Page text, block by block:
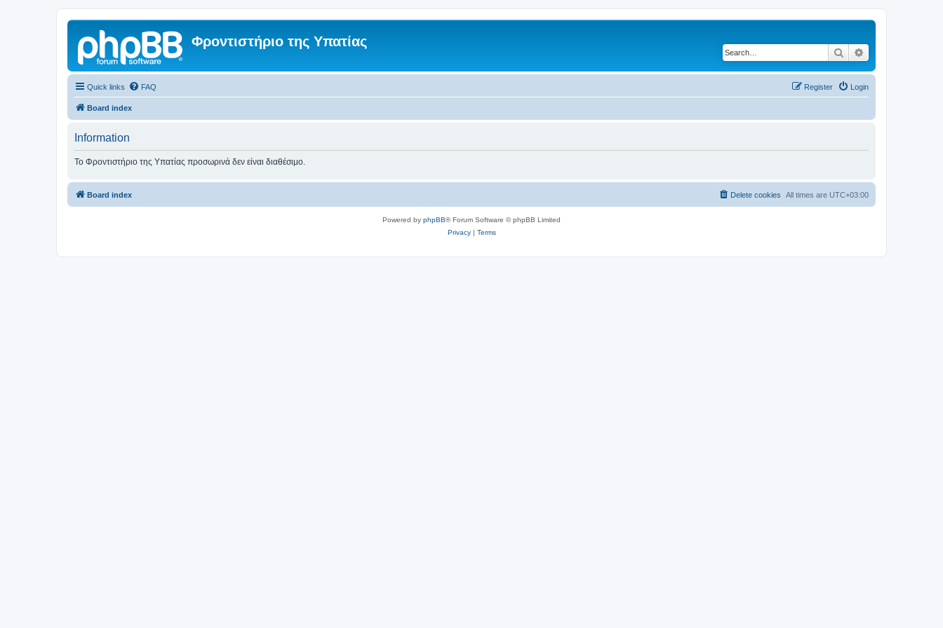
Φροντιστήριο της Υπατίας
Search
Quick links FAQ Login
Register
Board index
Information
Το Φροντιστήριο της Υπατίας προσωρινά δεν είναι διαθέσιμο.
Board index All times are UTC+03:00
Delete cookies
Powered by phpBB® Forum Software © phpBB Limited
Privacy| Terms